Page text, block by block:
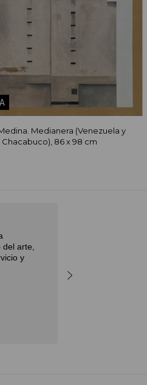
Medianera (Venezuela y
Chacabuco), 86 x 98 cm
del arte,
y